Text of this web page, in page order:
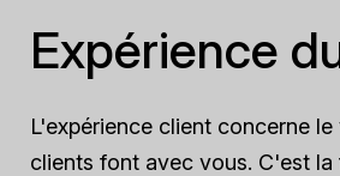
Expérience
L'expérience client concerne
clients font avec vous. C'est